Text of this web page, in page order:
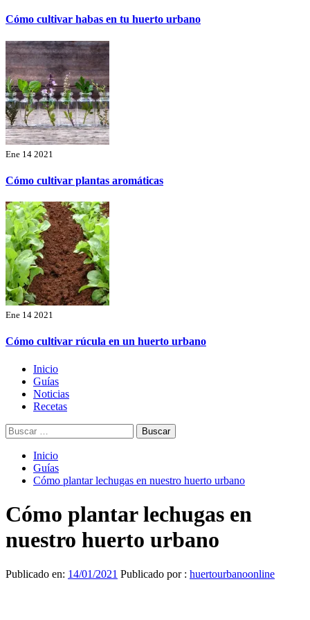
Cómo cultivar habas en tu huerto urbano
Ene 14 2021
Cómo cultivar plantas aromáticas
Ene 14 2021
Cómo cultivar rúcula en un huerto urbano
Menú
principal
Inicio
Guías
Noticias
Recetas
Buscar:
Inicio
Guías
Cómo plantar lechugas en nuestro huerto urbano
Cómo plantar lechugas en
nuestro huerto urbano
Publicado en: 14/01/2021 Publicado por : huertourbanoonline